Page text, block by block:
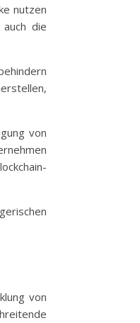
nutzen
die
von
von